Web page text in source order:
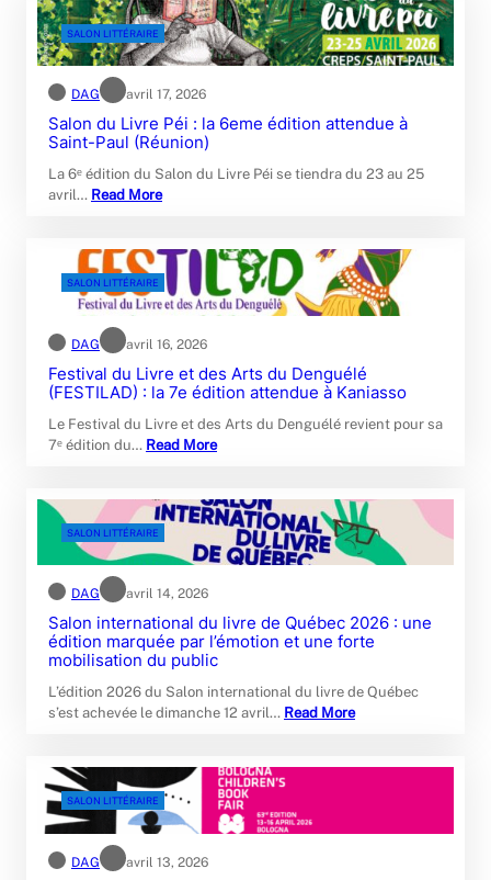
SALON LITTÉRAIRE
DAG avril 17, 2026
Salon du Livre Péi : la 6eme édition attendue à
Saint-Paul (Réunion)
La 6ᵉ édition du Salon du Livre Péi se tiendra du 23 au 25
avril… Read More
SALON LITTÉRAIRE
DAG avril 16, 2026
Festival du Livre et des Arts du Denguélé
(FESTILAD) : la 7e édition attendue à Kaniasso
Le Festival du Livre et des Arts du Denguélé revient pour sa
7ᵉ édition du… Read More
SALON LITTÉRAIRE
DAG avril 14, 2026
Salon international du livre de Québec 2026 : une
édition marquée par l’émotion et une forte
mobilisation du public
L’édition 2026 du Salon international du livre de Québec
s’est achevée le dimanche 12 avril… Read More
SALON LITTÉRAIRE
DAG avril 13, 2026